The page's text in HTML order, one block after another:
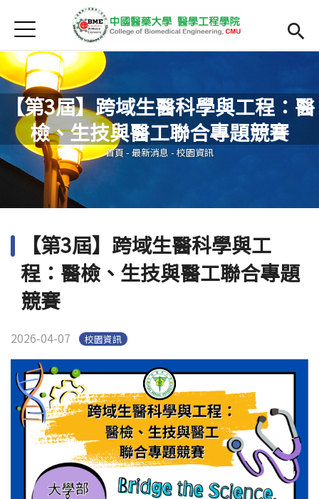
首頁
最新消息
Open submenu (院系簡介)
院系簡介
院長簡介
Open submenu (主任簡介)
主任簡介
師資
招生
Open submenu (法規/表單)
法規/表單
Jump to Main content
【第3屆】跨域生醫科學與工程：醫
檢、生技與醫工聯合專題競賽
您在這裡
首頁 - 最新消息 - 校園資訊
【第3屆】跨域生醫科學與工
程：醫檢、生技與醫工聯合專題
競賽
2026-04-07 校園資訊